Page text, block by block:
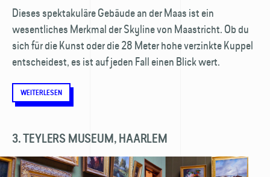
Dieses spektakuläre Gebäude an der Maas ist ein
wesentliches Merkmal der Skyline von Maastricht. Ob du
sich für die Kunst oder die 28 Meter hohe verzinkte Kuppel
entscheidest, es ist auf jeden Fall einen Blick wert.
WEITERLESEN
3. TEYLERS MUSEUM, HAARLEM